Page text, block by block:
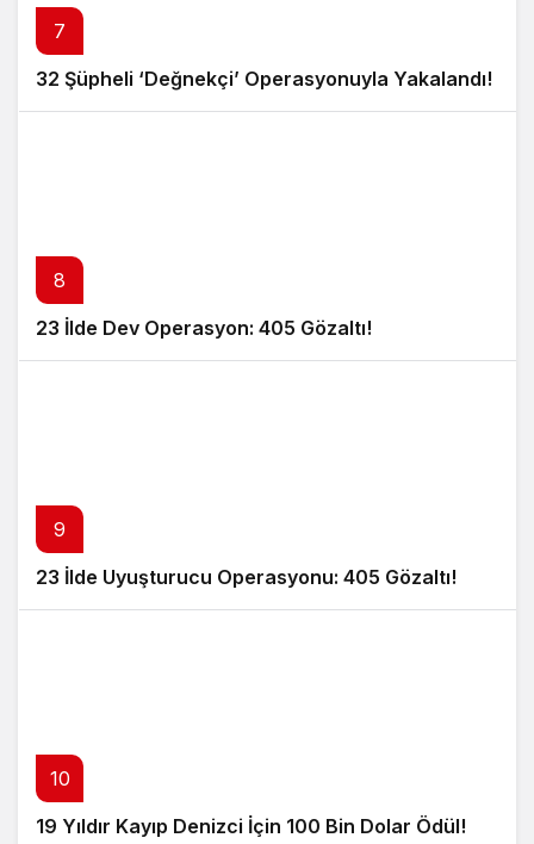
7
32 Şüpheli ‘Değnekçi’ Operasyonuyla Yakalandı!
8
23 İlde Dev Operasyon: 405 Gözaltı!
9
23 İlde Uyuşturucu Operasyonu: 405 Gözaltı!
10
19 Yıldır Kayıp Denizci İçin 100 Bin Dolar Ödül!